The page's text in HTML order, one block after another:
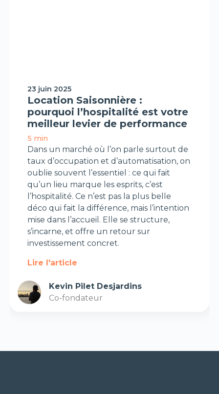
H-Expertiz
23 juin 2025
Location Saisonnière :
pourquoi l’hospitalité est votre
meilleur levier de performance
5 min
Dans un marché où l’on parle surtout de
taux d’occupation et d’automatisation, on
oublie souvent l’essentiel : ce qui fait
qu’un lieu marque les esprits, c’est
l’hospitalité. Ce n’est pas la plus belle
déco qui fait la différence, mais l’intention
mise dans l’accueil. Elle se structure,
s’incarne, et offre un retour sur
investissement concret.
Lire l'article
Kevin Pilet Desjardins
Co-fondateur